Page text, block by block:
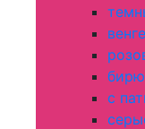
венге
с